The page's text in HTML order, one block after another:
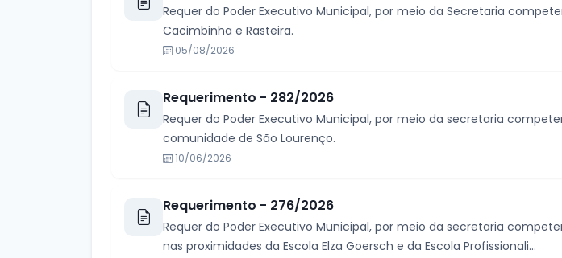
Requer do Poder Executivo Municipal, por meio da Secretaria
Cacimbinha e Rasteira.
05/08/2026
Requerimento - 282/2026
Requer do Poder Executivo Municipal, por meio da secretaria
comunidade de São Lourenço.
10/06/2026
Requerimento - 276/2026
Requer do Poder Executivo Municipal, por meio da secretaria
nas proximidades da Escola Elza Goersch e da Escola Profissionali...